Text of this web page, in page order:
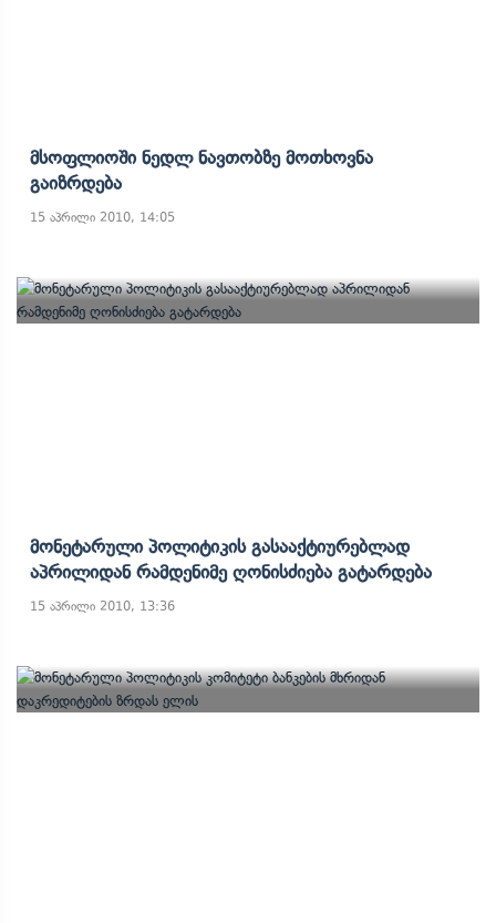
Მსოფლიოში Ნედლ Ნავთობზე Მოთხოვნა
Გაიზრდება
15 აპრილი 2010, 14:05
Მონეტარული Პოლიტიკის Გასააქტიურებლად
Აპრილიდან Რამდენიმე Ღონისძიება Გატარდება
15 აპრილი 2010, 13:36